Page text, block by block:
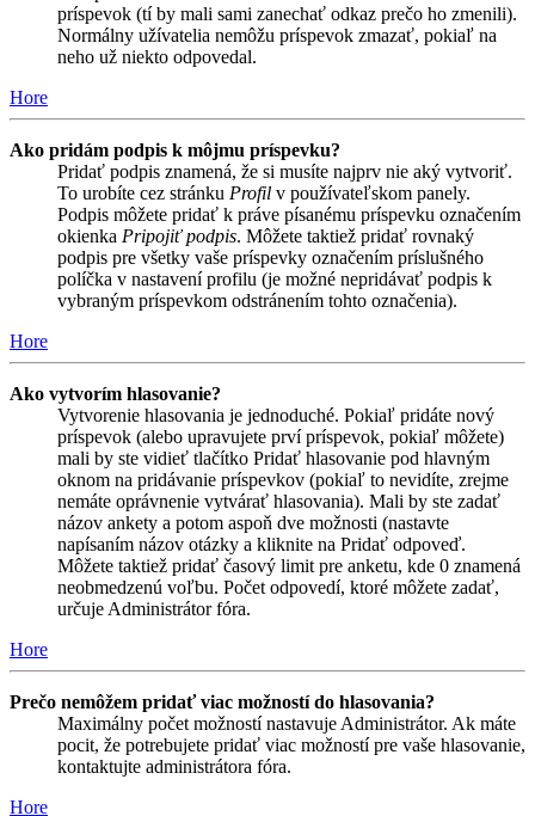
príspevok (tí by mali sami zanechať odkaz prečo ho zmenili).
Normálny užívatelia nemôžu príspevok zmazať, pokiaľ na
neho už niekto odpovedal.
Hore
Ako pridám podpis k môjmu príspevku?
Pridať podpis znamená, že si musíte najprv nie aký vytvoriť.
To urobíte cez stránku Profil v používateľskom panely.
Podpis môžete pridať k práve písanému príspevku označením
okienka Pripojiť podpis. Môžete taktiež pridať rovnaký
podpis pre všetky vaše príspevky označením príslušného
políčka v nastavení profilu (je možné nepridávať podpis k
vybraným príspevkom odstránením tohto označenia).
Hore
Ako vytvorím hlasovanie?
Vytvorenie hlasovania je jednoduché. Pokiaľ pridáte nový
príspevok (alebo upravujete prví príspevok, pokiaľ môžete)
mali by ste vidieť tlačítko Pridať hlasovanie pod hlavným
oknom na pridávanie príspevkov (pokiaľ to nevidíte, zrejme
nemáte oprávnenie vytvárať hlasovania). Mali by ste zadať
názov ankety a potom aspoň dve možnosti (nastavte
napísaním názov otázky a kliknite na Pridať odpoveď.
Môžete taktiež pridať časový limit pre anketu, kde 0 znamená
neobmedzenú voľbu. Počet odpovedí, ktoré môžete zadať,
určuje Administrátor fóra.
Hore
Prečo nemôžem pridať viac možností do hlasovania?
Maximálny počet možností nastavuje Administrátor. Ak máte
pocit, že potrebujete pridať viac možností pre vaše hlasovanie,
kontaktujte administrátora fóra.
Hore